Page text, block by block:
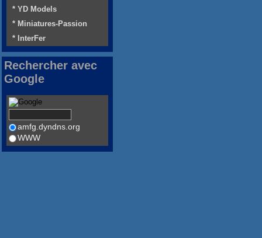
* YD Models
* Miniatures-Passion
* InterFer
Rechercher avec
Google
amfg.dyndns.org
WWW